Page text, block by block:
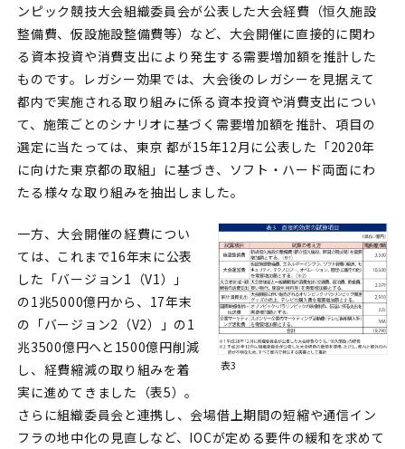
ンピック競技大会組織委員会が公表した大会経費（恒久施設
整備費、仮設施設整備費等）など、大会開催に直接的に関わ
る資本投資や消費支出により発生する需要増加額を推計した
ものです。レガシー効果では、大会後のレガシーを見据えて
都内で実施される取り組みに係る資本投資や消費支出につい
て、施策ごとのシナリオに基づく需要増加額を推計、項目の
選定に当たっては、東京 都が15年12月に公表した「2020年
に向けた東京都の取組」に基づき、ソフト・ハード両面にわ
たる様々な取り組みを抽出しました。
表3
一方、大会開催の経費につい
ては、これまで16年末に公表
した「バージョン1（V1）」
の1兆5000億円から、17年末
の「バージョン2（V2）」の1
兆3500億円へと1500億円削減
し、経費縮減の取り組みを着
実に進めてきました（表5）。
さらに組織委員会と連携し、会場借上期間の短縮や通信イン
フラの地中化の見直しなど、IOCが定める要件の緩和を求めて